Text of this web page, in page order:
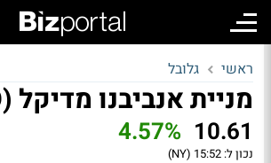
ראשי גלובל
מניית אנביבנו מדיקל (NVNO)
10.61
4.57%
נכון ל: 15:52 (NY)